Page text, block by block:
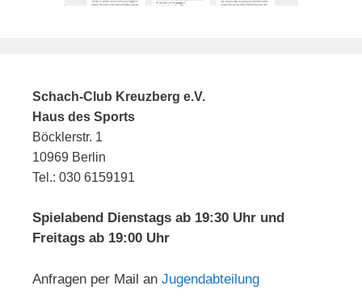
Schach-Club Kreuzberg e.V.
Haus des Sports
Böcklerstr. 1
10969 Berlin
Tel.: 030 6159191
Spielabend Dienstags ab 19:30 Uhr und
Freitags ab 19:00 Uhr
Anfragen per Mail an Jugendabteilung